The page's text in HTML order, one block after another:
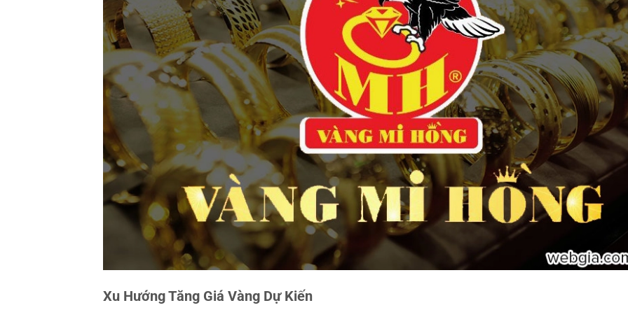
Xu Hướng Tăng Giá Vàng Dự Kiến